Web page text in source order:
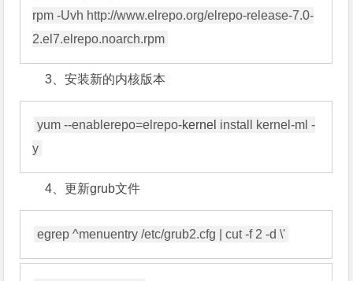
rpm -Uvh http://www.elrepo.org/elrepo-release-7.0-
2.el7.elrepo.noarch.rpm
3、安装新的内核版本
yum --enablerepo=elrepo-kernel install kernel-ml -
4、更新grub文件
egrep ^menuentry /etc/grub2.cfg | cut -f 2 -d \'